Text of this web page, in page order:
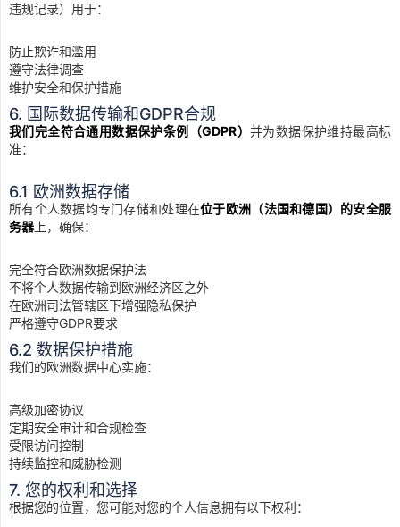
违规记录）用于：
防止欺诈和滥用
遵守法律调查
维护安全和保护措施
6. 国际数据传输和GDPR合规
我们完全符合通用数据保护条例（GDPR） 并为数据保护维持最高标
准：
6.1 欧洲数据存储
所有个人数据均专门存储和处理在位于欧洲（法国和德国）的安全服
务器上，确保：
完全符合欧洲数据保护法
不将个人数据传输到欧洲经济区之外
在欧洲司法管辖区下增强隐私保护
严格遵守GDPR要求
6.2 数据保护措施
我们的欧洲数据中心实施：
高级加密协议
定期安全审计和合规检查
受限访问控制
持续监控和威胁检测
7. 您的权利和选择
根据您的位置，您可能对您的个人信息拥有以下权利：